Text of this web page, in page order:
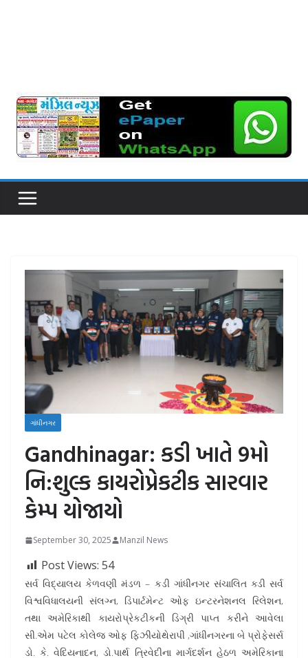
ગાંધીનગર
Gandhinagar: કડી ખાતે 9મો
નિ:શુલ્ક કાયરોપ્રેકટીક સારવાર
કેમ્પ યોજાયો
September 30, 2025 Manzil News
Post Views: 54
સર્વ વિદ્યાલય કેળવણી મંડળ – કડી ગાંધીનગર સંચાલિત ક્ડી સર્વ
વિશ્વવિધાલયની સંલગ્ન, ડિપાર્ટમેન્ટ ઓફ ઇન્ટરનેશનલ રિલેશન,
તથા અમેરિકાથી કાયરોપ્રેકટીકની ડિગ્રી પાપ્ત કરીને આવેલા
સી.એમ પટેલ કોલેજ ઓફ ફિઝીયોથેરાપી ,ગાંધીનગરના બે પ્રોફેસર્સ
ડો. કે. વેદિયનાદન, ડો.પાર્થ ત્રિવેદીના માર્ગદર્શન હેઠળ અમેરિકાના